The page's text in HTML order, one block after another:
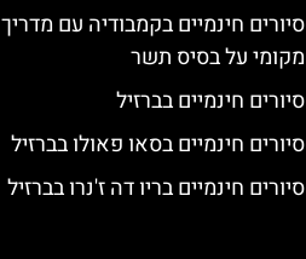
סיורים חינמיים בקמבודיה עם מדריך
מקומי על בסיס תשר
סיורים חינמיים בברזיל
סיורים חינמיים בסאו פאולו בברזיל
סיורים חינמיים בריו דה ז'נרו בברזיל